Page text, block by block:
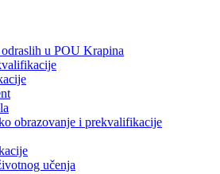
u POU Krapina
obrazovanje i prekvalifikacije
učenja